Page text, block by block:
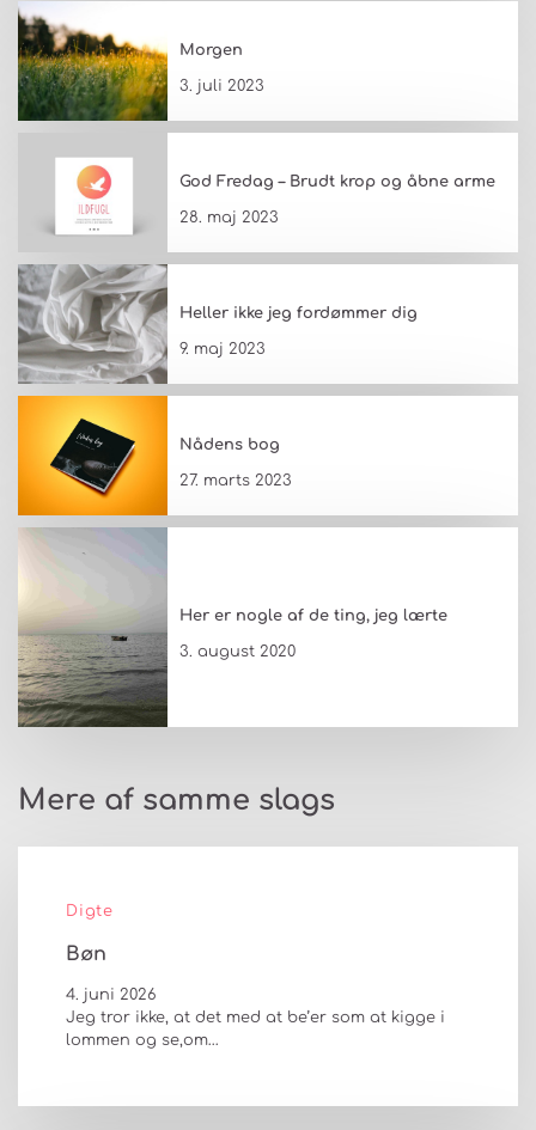
Morgen
3. juli 2023
God Fredag – Brudt krop og åbne arme
28. maj 2023
Heller ikke jeg fordømmer dig
9. maj 2023
Nådens bog
27. marts 2023
Her er nogle af de ting, jeg lærte
3. august 2020
Mere af samme slags
Digte
Bøn
4. juni 2026
Jeg tror ikke, at det med at be’er som at kigge i
lommen og se,om…